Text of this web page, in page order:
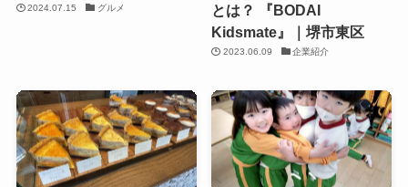
2024.07.15 グルメ
とは？ 『BODAI
Kidsmate』｜堺市東区
2023.06.09 企業紹介